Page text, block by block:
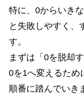
特に、0からいき
と失敗しやすく、
す。
まずは「0を脱却
0を1へ変えるため
順番に踏んでいき